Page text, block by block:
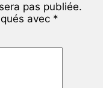
pas publiée.
avec *